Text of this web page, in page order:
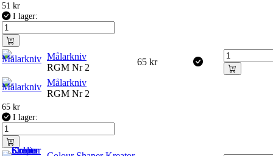
51 kr
I lager:
Målarkniv
RGM Nr 2
65 kr
Målarkniv
RGM Nr 2
65 kr
I lager: